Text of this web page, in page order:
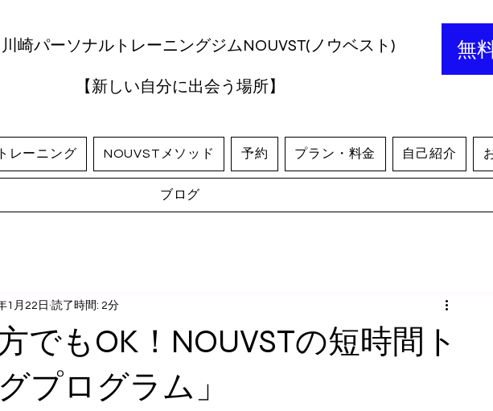
川崎パーソナルトレーニングジムNOUVST(ノウベスト)
​【新しい自分に出会う場所】
無
レーニング NOUVSTメソッド 予約 プラン・料金 自己紹介
ブログ
でもOK！NOUVSTの短時間ト
プログラム」
1月22日 読了時間: 2分